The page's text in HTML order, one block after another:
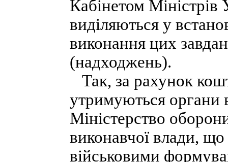
Кабінетом
виділяються у
виконання цих
(надходжень).
Так, за рахунок
утримуються органи
Міністерство
виконавчої влади,
військовими